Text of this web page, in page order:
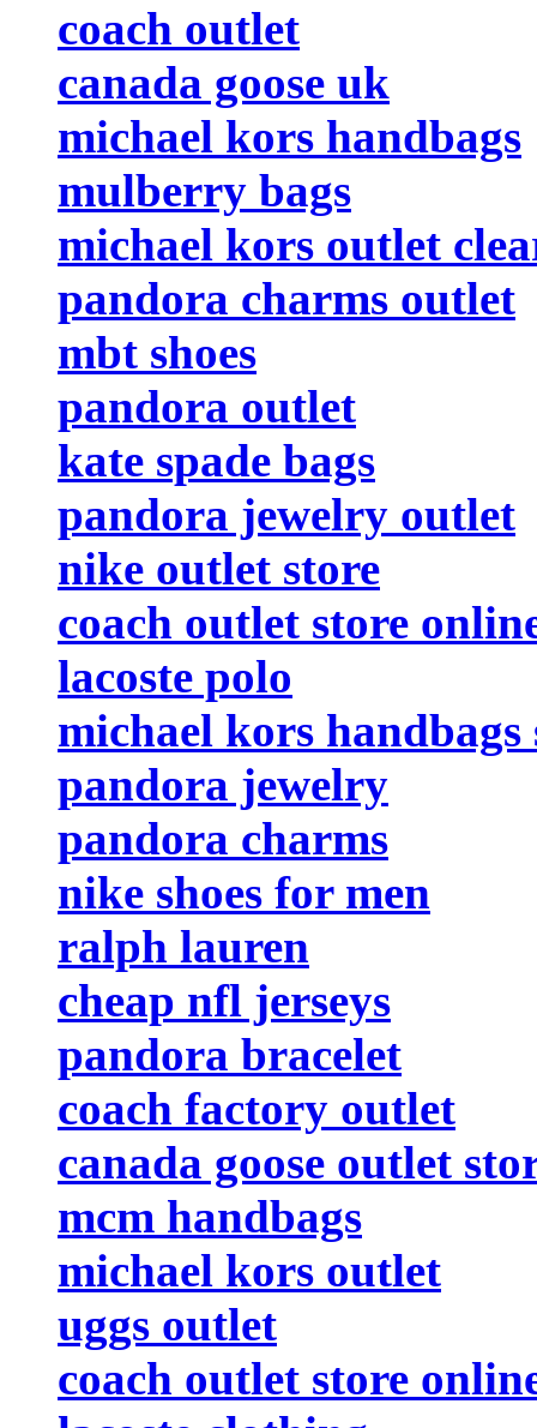
coach outlet
canada goose uk
michael kors handbags
mulberry bags
michael kors outlet
pandora charms outlet
mbt shoes
pandora outlet
kate spade bags
pandora jewelry outlet
nike outlet store
coach outlet store
lacoste polo
michael kors handbags
pandora jewelry
pandora charms
nike shoes for men
ralph lauren
cheap nfl jerseys
pandora bracelet
coach factory outlet
canada goose outlet
mcm handbags
michael kors outlet
uggs outlet
coach outlet store